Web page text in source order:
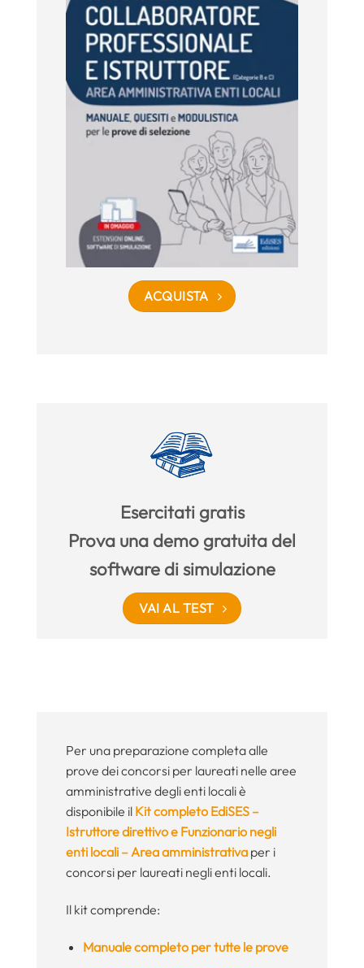
ACQUISTA
Esercitati gratis
Prova una demo gratuita del
software di simulazione
VAI AL TEST
Per una preparazione completa alle
prove dei concorsi per laureati nelle aree
amministrative degli enti locali è
disponibile il Kit completo EdiSES –
Istruttore direttivo e Funzionario negli
enti locali – Area amministrativaper i
concorsi per laureati negli enti locali.
Il kit comprende:
Manuale completo per tutte le prove